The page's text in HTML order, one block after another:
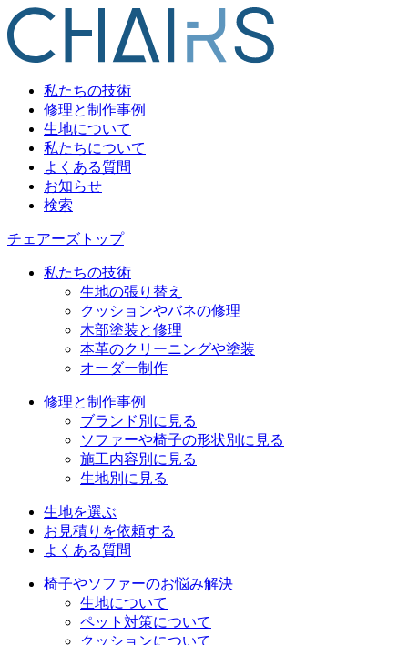
私たちの技術
修理と制作事例
生地について
私たちについて
よくある質問
お知らせ
検索
チェアーズトップ
私たちの技術
生地の張り替え
クッションやバネの修理
木部塗装と修理
本革のクリーニングや塗装
オーダー制作
修理と制作事例
ブランド別に見る
ソファーや椅子の形状別に見る
施工内容別に見る
生地別に見る
生地を選ぶ
お見積りを依頼する
よくある質問
椅子やソファーのお悩み解決
生地について
ペット対策について
クッションについて